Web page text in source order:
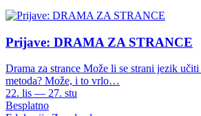
Prijave: DRAMA ZA STRANCE
Drama za strance Može li se strani jezik
metoda? Može, i to vrlo…
22. lis — 27. stu
Besplatno